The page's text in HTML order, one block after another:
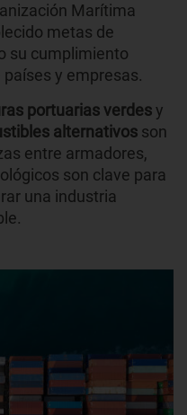
Marítima
metas de
su cumplimiento
y empresas.
portuarias verdesy
alternativos son
entre armadores,
son clave para
una industria